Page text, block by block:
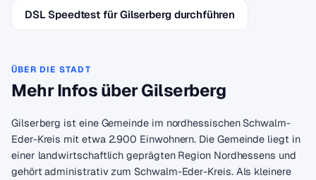
DSL Speedtest für Gilserberg durchführen
ÜBER DIE STADT
Mehr Infos über Gilserberg
Gilserberg ist eine Gemeinde im nordhessischen Schwalm-
Eder-Kreis mit etwa 2.900 Einwohnern. Die Gemeinde liegt in
einer landwirtschaftlich geprägten Region Nordhessens und
gehört administrativ zum Schwalm-Eder-Kreis. Als kleinere